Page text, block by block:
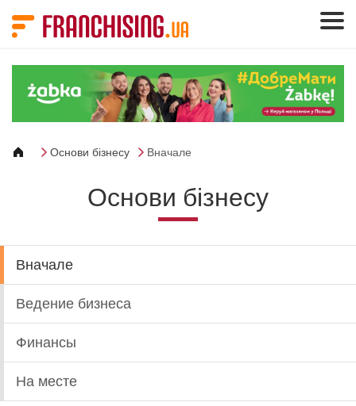
Основи бізнесу Вначале
Основи бізнесу
Вначале
Ведение бизнеса
Финансы
На месте